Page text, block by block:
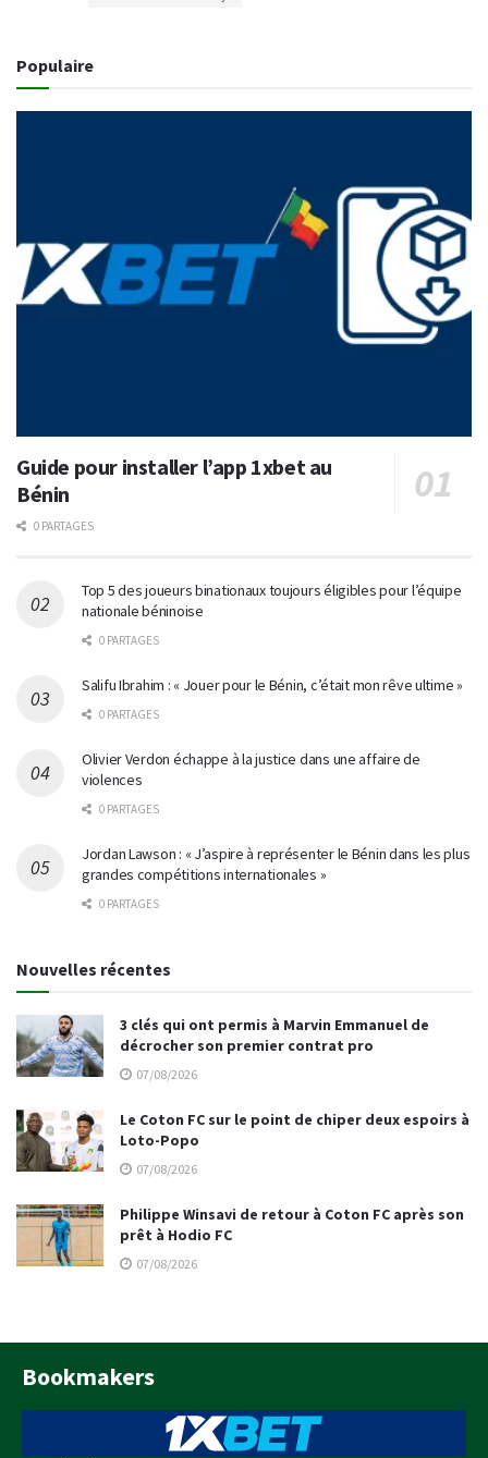
Populaire
Guide pour installer l’app 1xbet au
Bénin
0 PARTAGES
Top 5 des joueurs binationaux toujours éligibles pour l’équipe
nationale béninoise
0 PARTAGES
Salifu Ibrahim : « Jouer pour le Bénin, c’était mon rêve ultime »
0 PARTAGES
Olivier Verdon échappe à la justice dans une affaire de
violences
0 PARTAGES
Jordan Lawson : « J’aspire à représenter le Bénin dans les plus
grandes compétitions internationales »
0 PARTAGES
Nouvelles récentes
3 clés qui ont permis à Marvin Emmanuel de
décrocher son premier contrat pro
07/08/2026
Le Coton FC sur le point de chiper deux espoirs à
Loto-Popo
07/08/2026
Philippe Winsavi de retour à Coton FC après son
prêt à Hodio FC
07/08/2026
Bookmakers